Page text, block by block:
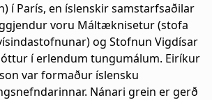
í París, en íslenskir samstarfsaðilar
voru Máltæknisetur (stofa
og Stofnun Vigdísar
í erlendum tungumálum. Eiríkur
var formaður íslensku
Nánari grein er gerð